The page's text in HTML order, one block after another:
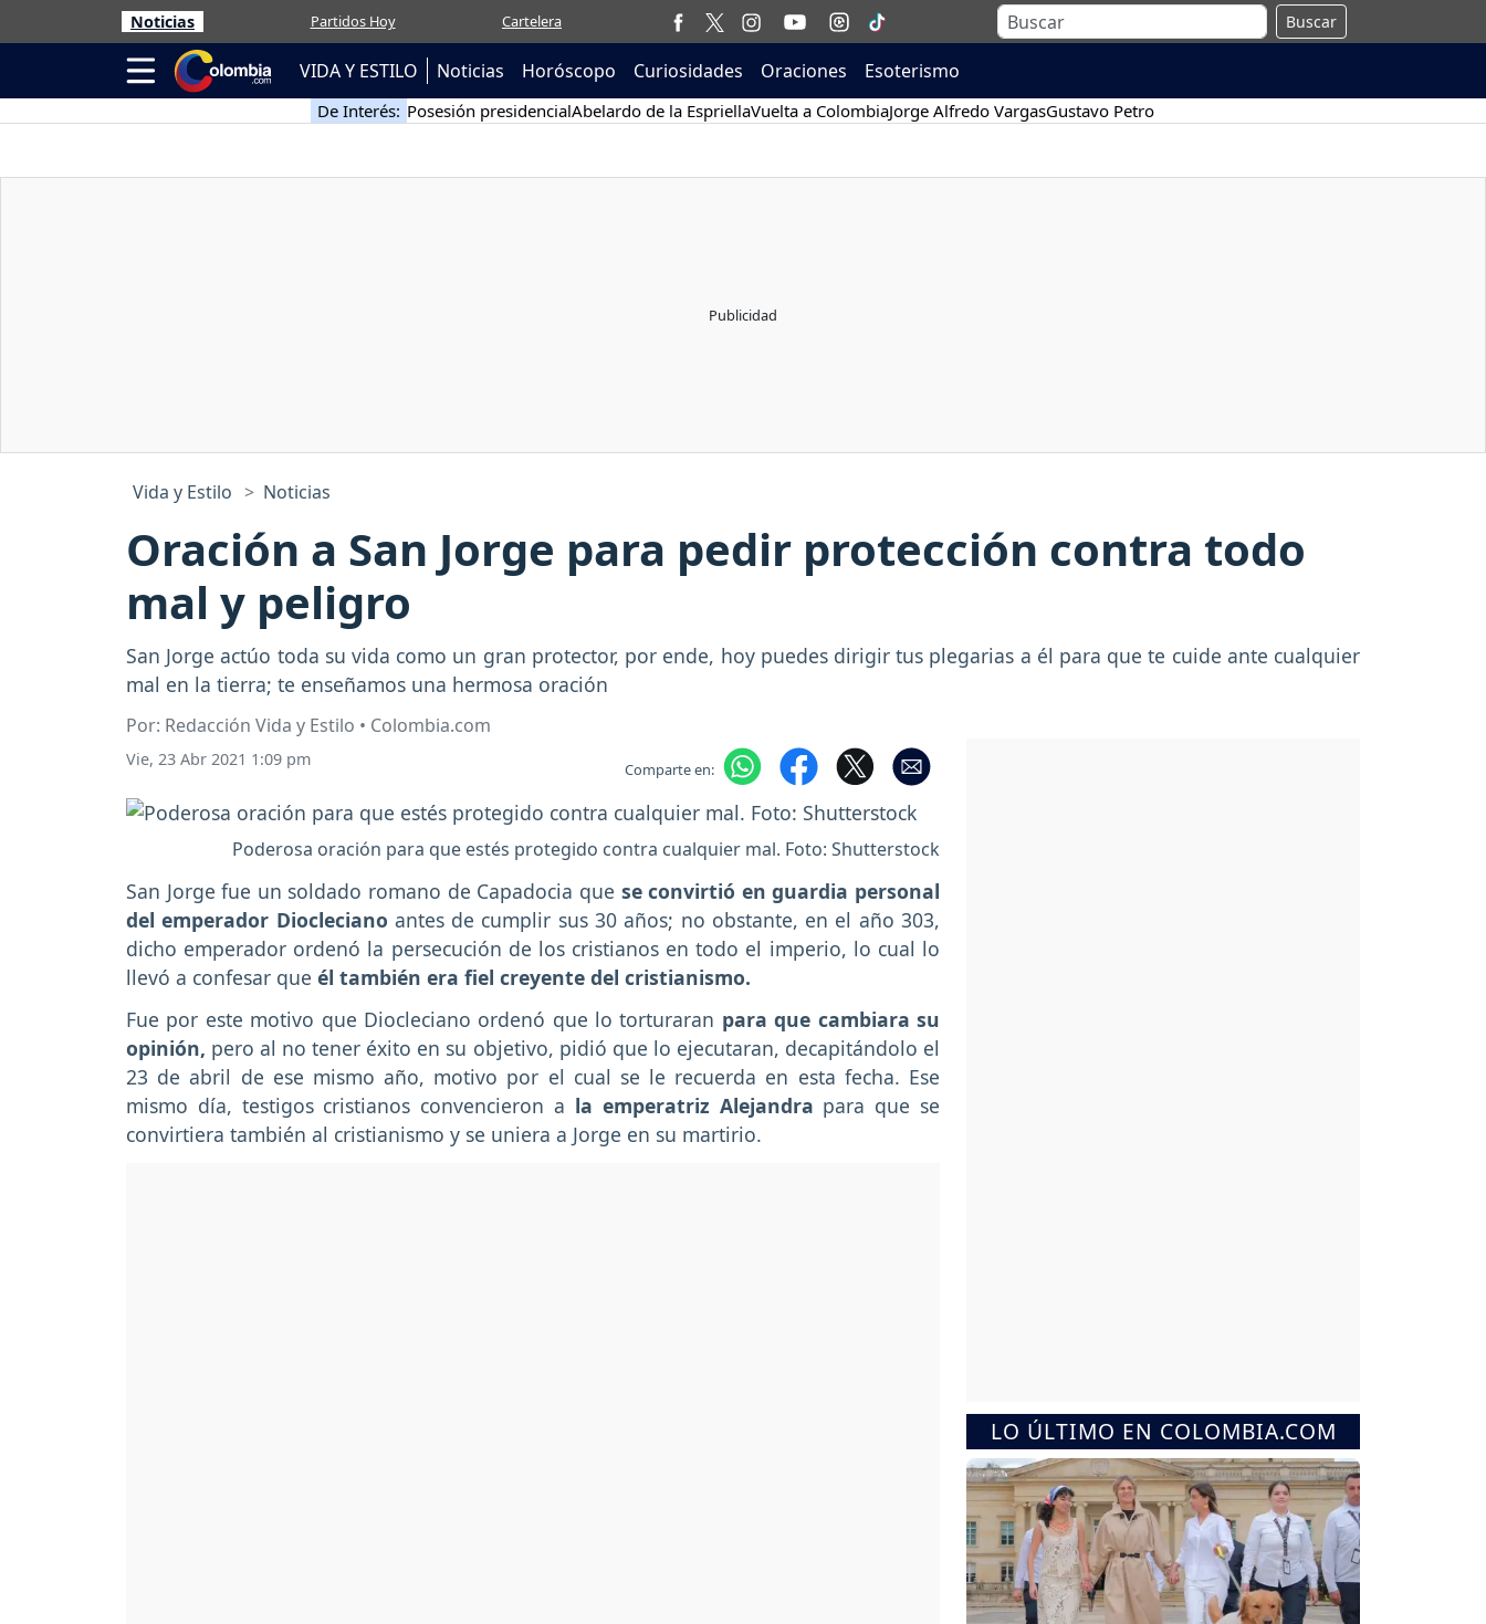
Noticias Partidos Hoy Cartelera Buscar
VIDA Y ESTILO Noticias Horóscopo Curiosidades Oraciones Esoterismo
De Interés: Posesión presidencialAbelardo de la EspriellaVuelta a ColombiaJorge Alfredo VargasGustavo Petro
Vida y Estilo Noticias
Oración a San Jorge para pedir protección contra todo
mal y peligro
San Jorge actúo toda su vida como un gran protector, por ende, hoy puedes dirigir tus plegarias a él para que te cuide ante cualquier
mal en la tierra; te enseñamos una hermosa oración
Por: Redacción Vida y Estilo • Colombia.com
Vie, 23 Abr 2021 1:09 pm Comparte en:
Poderosa oración para que estés protegido contra cualquier mal. Foto: Shutterstock
San Jorge fue un soldado romano de Capadocia que se convirtió en guardia personal
del emperador Diocleciano antes de cumplir sus 30 años; no obstante, en el año 303,
dicho emperador ordenó la persecución de los cristianos en todo el imperio, lo cual lo
llevó a confesar que él también era fiel creyente del cristianismo.
Fue por este motivo que Diocleciano ordenó que lo torturaran para que cambiara su
opinión, pero al no tener éxito en su objetivo, pidió que lo ejecutaran, decapitándolo el
23 de abril de ese mismo año, motivo por el cual se le recuerda en esta fecha. Ese
mismo día, testigos cristianos convencieron a la emperatriz Alejandra para que se
convirtiera también al cristianismo y se uniera a Jorge en su martirio.
LO ÚLTIMO EN COLOMBIA.COM